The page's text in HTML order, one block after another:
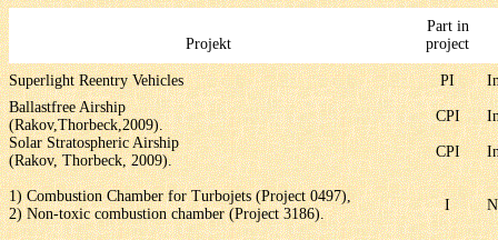
Projekt
Part in
project
Superlight Reentry Vehicles PI
Ballastfree Airship
(Rakov,Thorbeck,2009).
CPI
Solar Stratospheric Airship
(Rakov, Thorbeck, 2009).
CPI
1) Combustion Chamber for Turbojets (Project 0497),
2) Non-toxic combustion chamber (Project 3186).
I